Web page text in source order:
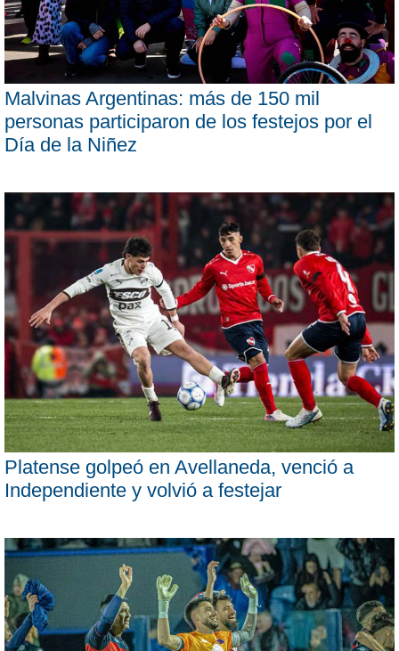
Malvinas Argentinas: más de 150 mil
personas participaron de los festejos por el
Día de la Niñez
Platense golpeó en Avellaneda, venció a
Independiente y volvió a festejar